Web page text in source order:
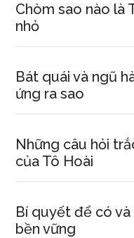
Chòm sao nào là
nhỏ
Bát quái và ngũ
ứng ra sao
Những câu hỏi
của Tô Hoài
Bí quyết để có
bền vững